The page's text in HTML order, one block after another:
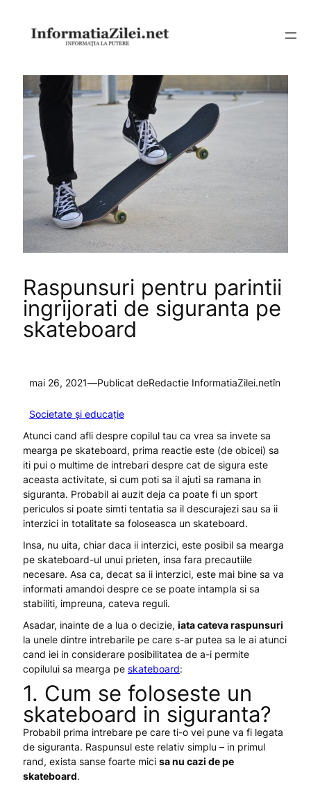
conținut
Raspunsuri pentru parintii
ingrijorati de siguranta pe
skateboard
mai 26, 2021—Publicat deRedactie InformatiaZilei.netîn
Societate și educație
Atunci cand afli despre copilul tau ca vrea sa invete sa
mearga pe skateboard, prima reactie este (de obicei) sa
iti pui o multime de intrebari despre cat de sigura este
aceasta activitate, si cum poti sa il ajuti sa ramana in
siguranta. Probabil ai auzit deja ca poate fi un sport
periculos si poate simti tentatia sa il descurajezi sau sa ii
interzici in totalitate sa foloseasca un skateboard.
Insa, nu uita, chiar daca ii interzici, este posibil sa mearga
pe skateboard-ul unui prieten, insa fara precautiile
necesare. Asa ca, decat sa ii interzici, este mai bine sa va
informati amandoi despre ce se poate intampla si sa
stabiliti, impreuna, cateva reguli.
Asadar, inainte de a lua o decizie, iata cateva raspunsuri
la unele dintre intrebarile pe care s-ar putea sa le ai atunci
cand iei in considerare posibilitatea de a-i permite
copilului sa mearga pe skateboard:
1. Cum se foloseste un
skateboard in siguranta?
Probabil prima intrebare pe care ti-o vei pune va fi legata
de siguranta. Raspunsul este relativ simplu – in primul
rand, exista sanse foarte mici sa nu cazi de pe
skateboard.